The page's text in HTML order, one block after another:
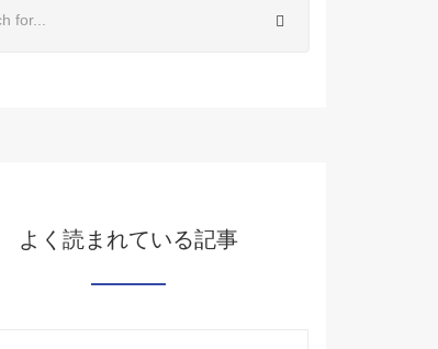
よく読まれている記事